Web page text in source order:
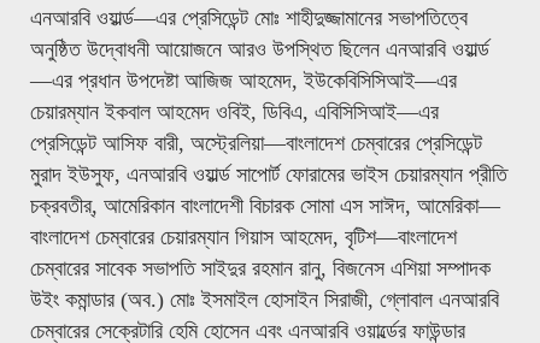
এনআরবি ওয়ার্ল্ড—এর প্রেসিডেন্ট মোঃ শাহীদুজ্জামানের সভাপতিত্বে
অনুষ্ঠিত উদ্বোধনী আয়োজনে আরও উপস্থিত ছিলেন এনআরবি ওয়ার্ল্ড
—এর প্রধান উপদেষ্টা আজিজ আহমেদ, ইউকেবিসিসিআই—এর
চেয়ারম্যান ইকবাল আহমেদ ওবিই, ডিবিএ, এবিসিসিআই—এর
প্রেসিডেন্ট আসিফ বারী, অস্ট্রেলিয়া—বাংলাদেশ চেম্বারের প্রেসিডেন্ট
মুরাদ ইউসুফ, এনআরবি ওয়ার্ল্ড সাপোর্ট ফোরামের ভাইস চেয়ারম্যান প্রীতি
চক্রবতীর্, আমেরিকান বাংলাদেশী বিচারক সোমা এস সাঈদ, আমেরিকা—
বাংলাদেশ চেম্বারের চেয়ারম্যান গিয়াস আহমেদ, বৃটিশ—বাংলাদেশ
চেম্বারের সাবেক সভাপতি সাইদুর রহমান রানু, বিজনেস এশিয়া সম্পাদক
উইং কমান্ডার (অব.) মোঃ ইসমাইল হোসাইন সিরাজী, গ্লোবাল এনআরবি
চেম্বারের সেক্রেটারি হেমি হোসেন এবং এনআরবি ওয়ার্ল্ডের ফাউন্ডার